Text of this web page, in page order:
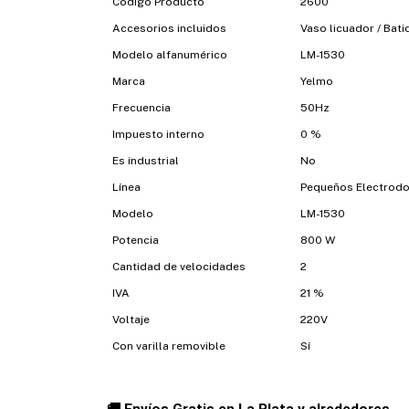
Accesorios incluidos Vaso licuador /
Modelo alfanumérico LM-1530
Marca Yelmo
Frecuencia 50Hz
Impuesto interno 0 %
Es industrial No
Línea Pequeños
Modelo LM-1530
Potencia 800 W
Cantidad de velocidades 2
IVA 21 %
Voltaje 220V
Con varilla removible Sí